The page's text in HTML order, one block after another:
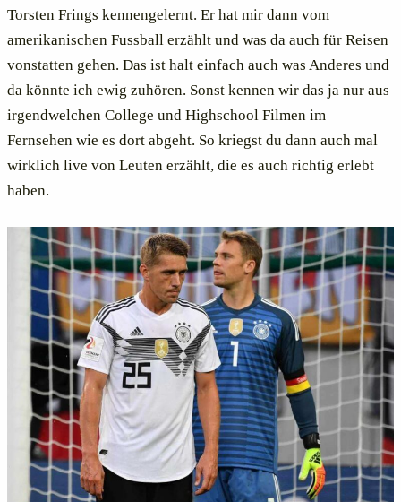
Torsten Frings kennengelernt. Er hat mir dann vom
amerikanischen Fussball erzählt und was da auch für Reisen
vonstatten gehen. Das ist halt einfach auch was Anderes und
da könnte ich ewig zuhören. Sonst kennen wir das ja nur aus
irgendwelchen College und Highschool Filmen im
Fernsehen wie es dort abgeht. So kriegst du dann auch mal
wirklich live von Leuten erzählt, die es auch richtig erlebt
haben.